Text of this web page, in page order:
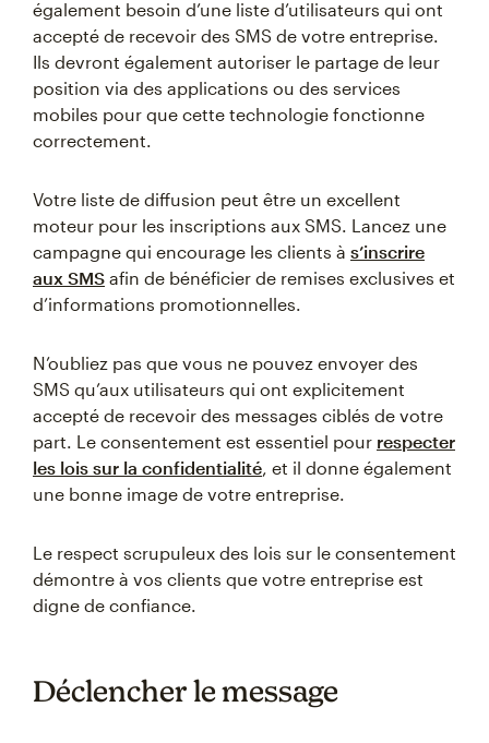
également besoin d’une liste d’utilisateurs qui ont
accepté de recevoir des SMS de votre entreprise.
Ils devront également autoriser le partage de leur
position via des applications ou des services
mobiles pour que cette technologie fonctionne
correctement.
Votre liste de diffusion peut être un excellent
moteur pour les inscriptions aux SMS. Lancez une
campagne qui encourage les clients à s’inscrire
aux SMS afin de bénéficier de remises exclusives et
d’informations promotionnelles.
N’oubliez pas que vous ne pouvez envoyer des
SMS qu’aux utilisateurs qui ont explicitement
accepté de recevoir des messages ciblés de votre
part. Le consentement est essentiel pour respecter
les lois sur la confidentialité, et il donne également
une bonne image de votre entreprise.
Le respect scrupuleux des lois sur le consentement
démontre à vos clients que votre entreprise est
digne de confiance.
Déclencher le message